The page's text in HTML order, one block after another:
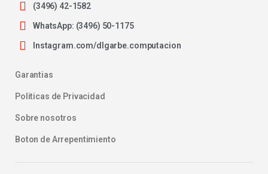
(3496) 42-1582
WhatsApp: (3496) 50-1175
Instagram.com/dlgarbe.computacion
Garantias
Politicas de Privacidad
Sobre nosotros
Boton de Arrepentimiento